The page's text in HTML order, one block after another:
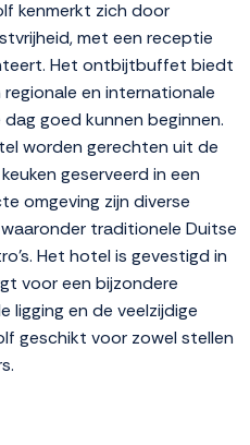
kenmerkt zich door
met een receptie
Het ontbijtbuffet biedt
en internationale
goed kunnen beginnen.
worden gerechten uit de
geserveerd in een
omgeving zijn diverse
traditionele Duitse
Het hotel is gevestigd in
voor een bijzondere
ligging en de veelzijdige
geschikt voor zowel stellen